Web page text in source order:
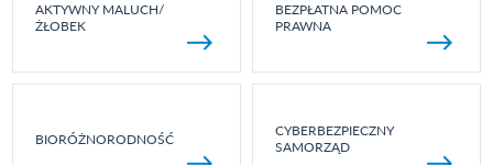
AKTYWNY MALUCH/
ŻŁOBEK
BEZPŁATNA POMOC
PRAWNA
BIORÓŻNORODNOŚĆ
CYBERBEZPIECZNY
SAMORZĄD